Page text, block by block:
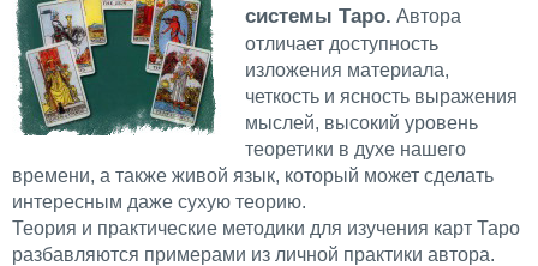
системы Таро. Автора
отличает доступность
изложения материала,
четкость и ясность выражения
мыслей, высокий уровень
теоретики в духе нашего
времени, а также живой язык, который может сделать
интересным даже сухую теорию.
Теория и практические методики для изучения карт Таро
разбавляются примерами из личной практики автора.